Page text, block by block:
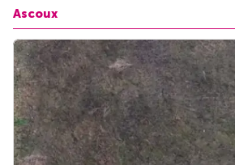
Ascoux